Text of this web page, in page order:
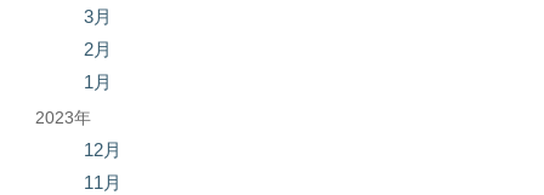
3月
2月
1月
2023年
12月
11月